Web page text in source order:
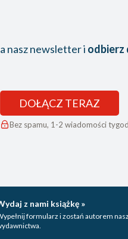
nasz newsletter i odbierz
DOŁĄCZ TERAZ
Bez spamu, 1-2 wiadomości
z nami książkę »
formularz i zostań autorem